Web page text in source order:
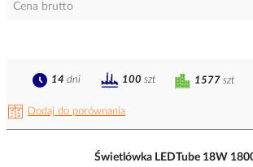
Cena brutto
Dodaj do porównania
1577 szt
14 dni 100 szt
Świetlówka LEDTube 18W